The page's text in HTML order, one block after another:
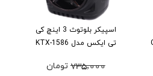
اسپيکر بلوتوث 3 اينچ کی
تی ایکس مدل KTX-1586
735,000 تومان